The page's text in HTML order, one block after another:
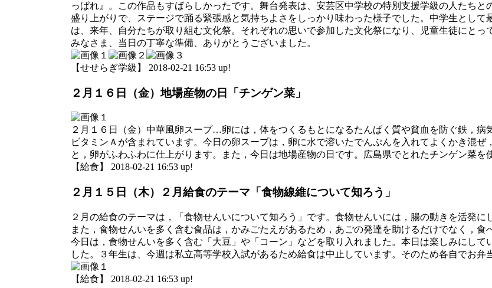
っぱれ』。この作品もすばらしかったです。舞台発表は、安芸区中学校の特別支援学級の人たちと
盛り上がりで、ステージで踊る緊張感と気持ちよさをしっかり味わった様子でした。中学生として
は、来年、自分たちが取り組む文化祭。それぞれの思いで参加した文化祭になり、児童生徒にと
みなさま、当日の丁寧な準備、ありがとうございました。
【せせらぎ学級】 2018-02-21 16:53 up!
２月１６日（金）地場産物の日「チンゲン菜」
２月１６日（金）中華風卵スープ…卵には，体をつくるもとになるたんぱく質や貧血を防ぐ鉄，病
ビタミンＡが含まれています。今日の卵スープは，卵に水で溶いたでんぷんを入れてよくかき混ぜ
と，卵がふわふわに仕上がります。また，今日は地場産物の日です。広島県でとれたチンゲン菜を
【給食】 2018-02-21 16:53 up!
２月１５日（木）２月給食のテーマ「食物線維について知ろう」
２月の給食のテーマは，「食物せんいについて知ろう」です。食物せんいには，腸の動きを活発に
また，食物せんいを多く含む食品は，かみごたえがあるため，あごの発達を助けるだけでなく，食
今日は，食物せんいを多く含む「大豆」や「コーン」などを取り入れました。本日は楽しみにし
した。３年生は、今週は私立高等学校入試があるため給食は中止しています。そのため各自でお弁
【給食】 2018-02-21 16:53 up!